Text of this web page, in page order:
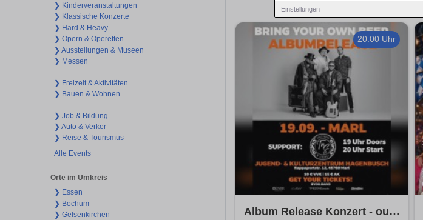
Einstellungen
❯ Kinderveranstaltungen
❯ Klassische Konzerte
❯ Hard & Heavy
❯ Opern & Operetten
❯ Ausstellungen & Museen
❯ Messen
❯ Freizeit & Aktivitäten
❯ Bauen & Wohnen
❯ Job & Bildung
❯ Auto & Verker
❯ Reise & Tourismus
Alle Events
Orte im Umkreis
❯ Essen
❯ Bochum
❯ Gelsenkirchen
20:00 Uhr
Album Release Konzert - out